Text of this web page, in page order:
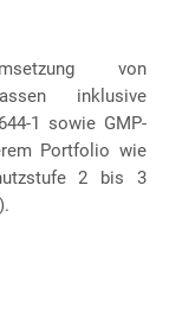
von
inklusive
1 sowie GMP-
Portfolio wie
2 bis 3